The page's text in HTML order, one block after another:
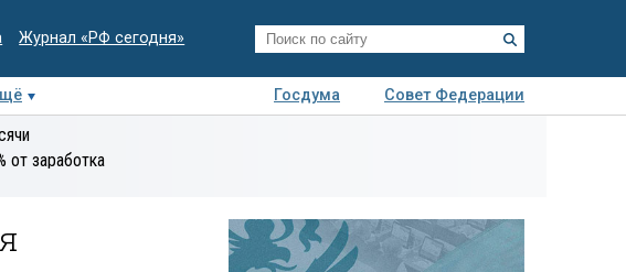
Журнал «РФ сегодня»
Госдума
Совет Федерации
экспертиза
от заработка